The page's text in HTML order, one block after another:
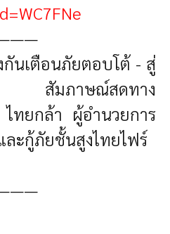
กันเตือนภัยตอบโต้ - สู่
ยา สัมภาษณ์สดทาง
ทยกล้า ผู้อำนวยการ
ะกู้ภัยชั้นสูงไทยไฟร์